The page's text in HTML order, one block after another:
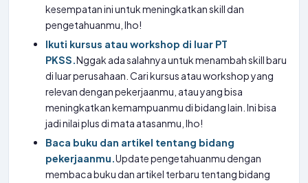
kesempatan ini untuk meningkatkan skill dan
pengetahuanmu, lho!
Ikuti kursus atau workshop di luar PT
PKSS.Nggak ada salahnya untuk menambah skill baru
di luar perusahaan. Cari kursus atau workshop yang
relevan dengan pekerjaanmu, atau yang bisa
meningkatkan kemampuanmu di bidang lain. Ini bisa
jadi nilai plus di mata atasanmu, lho!
Baca buku dan artikel tentang bidang
pekerjaanmu.Update pengetahuanmu dengan
membaca buku dan artikel terbaru tentang bidang